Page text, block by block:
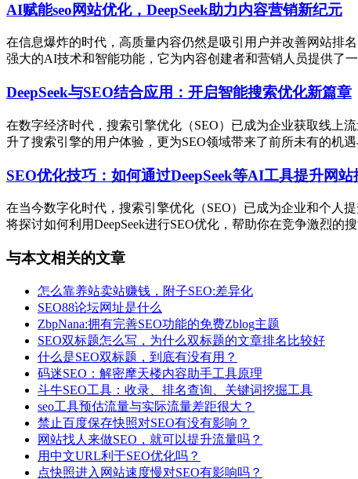
AI赋能seo网站优化，DeepSeek助力内容营销新纪元
在信息爆炸的时代，高质量内容仍然是吸引用户并改善网站排
强大的AI技术和智能功能，它为内容创建者和营销人员提供了
DeepSeek与SEO结合应用：开启智能搜索优化新篇章
在数字经济时代，搜索引擎优化（SEO）已成为企业获取线上
升了搜索引擎的用户体验，更为SEO领域带来了前所未有的机遇
SEO优化技巧：如何通过DeepSeek等AI工具提升网站
在当今数字化时代，搜索引擎优化（SEO）已成为企业和个人
将探讨如何利用DeepSeek进行SEO优化，帮助你在竞争激烈的
与本文相关的文章
怎么靠养站卖站赚钱，附子SEO:差异化
SEO88论坛网址是什么
ZbpNana:拥有完善SEO功能的免费Zblog主题
SEO双标题怎么写，为什么双标题的文章排名比较好
什么是SEO双标题，到底有没有用？
码迷SEO：解密摩天楼内容助手工具原理
斗牛SEO工具：收录、排名查询、关键词挖掘工具
seo工具预估流量与实际流量差距很大？
禁止百度保存快照对SEO有没有影响？
网站找人来做SEO，就可以提升流量吗？
用中文URL利于SEO优化吗？
点快照进入网站速度慢对SEO有影响吗？